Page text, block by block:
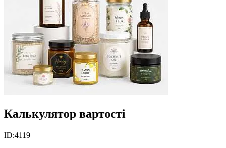
Калькулятор вартості
ID:4119